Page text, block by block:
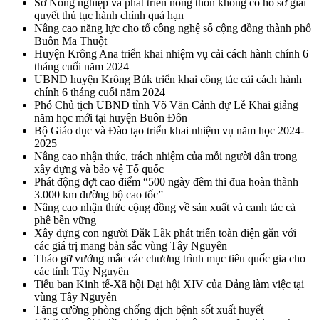
Sở Nông nghiệp và phát triển nông thôn không có hồ sơ giải
quyết thủ tục hành chính quá hạn
Nâng cao năng lực cho tổ công nghệ số cộng đồng thành phố
Buôn Ma Thuột
Huyện Krông Ana triển khai nhiệm vụ cải cách hành chính 6
tháng cuối năm 2024
UBND huyện Krông Búk triển khai công tác cải cách hành
chính 6 tháng cuối năm 2024
Phó Chủ tịch UBND tỉnh Võ Văn Cảnh dự Lễ Khai giảng
năm học mới tại huyện Buôn Đôn
Bộ Giáo dục và Đào tạo triển khai nhiệm vụ năm học 2024-
2025
Nâng cao nhận thức, trách nhiệm của mỗi người dân trong
xây dựng và bảo vệ Tổ quốc
Phát động đợt cao điểm “500 ngày đêm thi đua hoàn thành
3.000 km đường bộ cao tốc”
Nâng cao nhận thức cộng đồng về sản xuất và canh tác cà
phê bền vững
Xây dựng con người Đắk Lắk phát triển toàn diện gắn với
các giá trị mang bản sắc vùng Tây Nguyên
Tháo gỡ vướng mắc các chương trình mục tiêu quốc gia cho
các tỉnh Tây Nguyên
Tiểu ban Kinh tế-Xã hội Đại hội XIV của Đảng làm việc tại
vùng Tây Nguyên
Tăng cường phòng chống dịch bệnh sốt xuất huyết